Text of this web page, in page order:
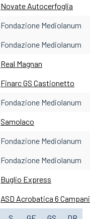
Novate Autocerfoglia
Fondazione Mediolanum
Fondazione Mediolanum
Real Magnan
Finarc GS Castionetto
Fondazione Mediolanum
Samolaco
Fondazione Mediolanum
Fondazione Mediolanum
Buglio Express
ASD Acrobatica 6